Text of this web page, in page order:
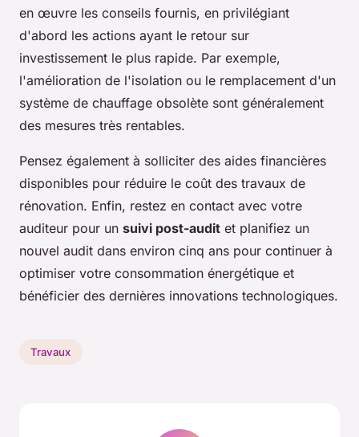
en œuvre les conseils fournis, en privilégiant
d'abord les actions ayant le retour sur
investissement le plus rapide. Par exemple,
l'amélioration de l'isolation ou le remplacement d'un
système de chauffage obsolète sont généralement
des mesures très rentables.
Pensez également à solliciter des aides financières
disponibles pour réduire le coût des travaux de
rénovation. Enfin, restez en contact avec votre
auditeur pour un suivi post-audit et planifiez un
nouvel audit dans environ cinq ans pour continuer à
optimiser votre consommation énergétique et
bénéficier des dernières innovations technologiques.
Travaux